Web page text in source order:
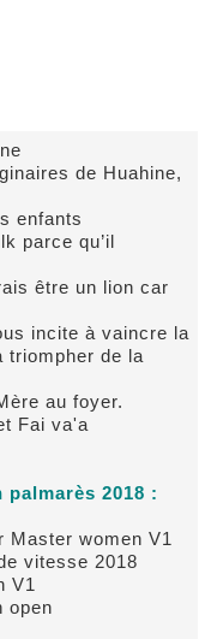
de Huahine,
enfants
parce qu’il
être un lion car
incite à vaincre la
triompher de la
au foyer.
Fai va'a
2018 :
Master women V1
vitesse 2018
V1
open